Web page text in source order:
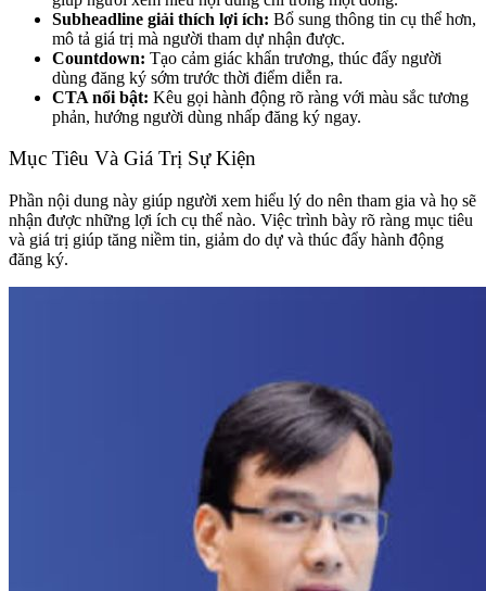
Subheadline giải thích lợi ích: Bổ sung thông tin cụ thể hơn,
mô tả giá trị mà người tham dự nhận được.
Countdown: Tạo cảm giác khẩn trương, thúc đẩy người
dùng đăng ký sớm trước thời điểm diễn ra.
CTA nổi bật: Kêu gọi hành động rõ ràng với màu sắc tương
phản, hướng người dùng nhấp đăng ký ngay.
Mục Tiêu Và Giá Trị Sự Kiện
Phần nội dung này giúp người xem hiểu lý do nên tham gia và họ sẽ
nhận được những lợi ích cụ thể nào. Việc trình bày rõ ràng mục tiêu
và giá trị giúp tăng niềm tin, giảm do dự và thúc đẩy hành động
đăng ký.